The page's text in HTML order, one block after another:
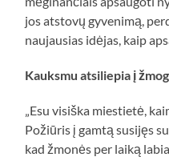
jos atstovų gyvenimą,
naujausias idėjas, kaip
Kauksmu atsiliepia į
„Esu visiška miestietė,
Požiūris į gamtą susijęs
kad žmonės per laiką